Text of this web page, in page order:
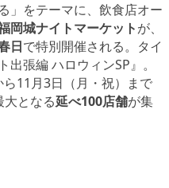
」をテーマに、飲食店オー
岡城ナイトマーケットが、
日で特別開催される。タイ
出張編 ハロウィンSP』。
11月3日（月・祝）まで
大となる延べ100店舗が集